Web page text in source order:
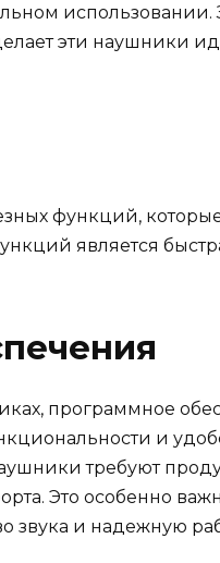
использовании.
эти наушники
функций,
является
программное
и
требуют
Это особенно
звука и надежную